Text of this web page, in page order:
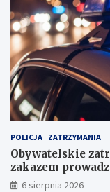
POLICJA ZATRZYMANIA
Obywatelskie
zakazem
6 sierpnia 2026